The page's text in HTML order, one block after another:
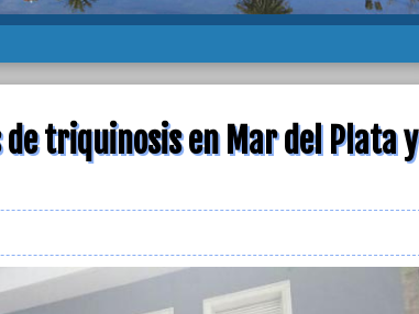
de triquinosis en Mar del Plata y